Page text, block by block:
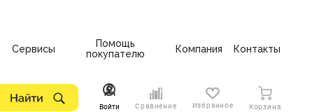
Сервисы
Помощь
покупателю
Компания Контакты
Войти Сравнение Избранное Корзина